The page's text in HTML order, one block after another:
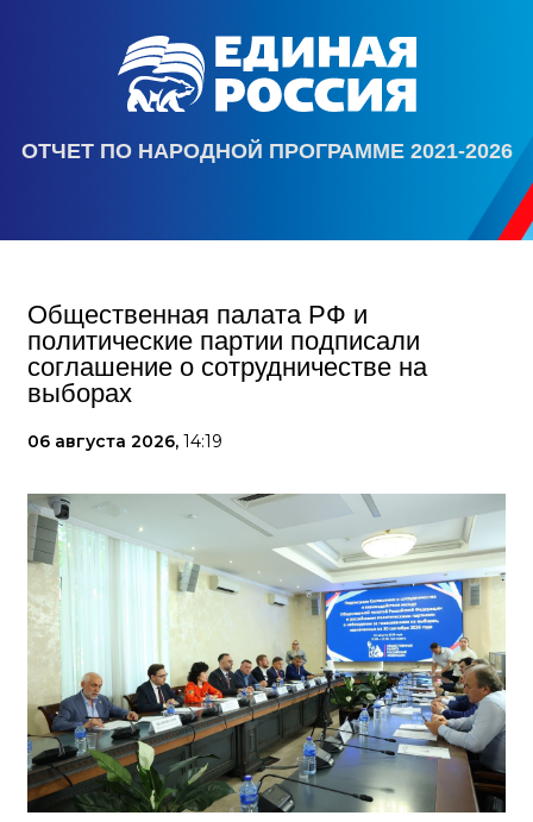
ОТЧЕТ ПО НАРОДНОЙ ПРОГРАММЕ 2021-2026
Общественная палата РФ и
политические партии подписали
соглашение о сотрудничестве на
выборах
06 августа 2026, 14:19